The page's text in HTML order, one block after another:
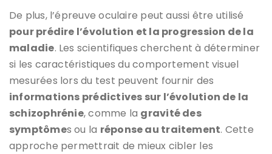
De plus, l’épreuve oculaire peut aussi être utilisé
pour prédire l’évolution et la progression de la
maladie. Les scientifiques cherchent à déterminer
si les caractéristiques du comportement visuel
mesurées lors du test peuvent fournir des
informations prédictives sur l’évolution de la
schizophrénie, comme la gravité des
symptômes ou la réponse au traitement. Cette
approche permettrait de mieux cibler les